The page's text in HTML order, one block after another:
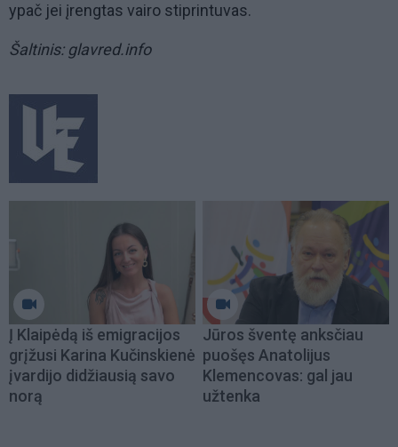
ypač jei įrengtas vairo stiprintuvas.
Šaltinis: glavred.info
Į Klaipėdą iš emigracijos
grįžusi Karina Kučinskienė
įvardijo didžiausią savo
norą
Jūros šventę anksčiau
puošęs Anatolijus
Klemencovas: gal jau
užtenka